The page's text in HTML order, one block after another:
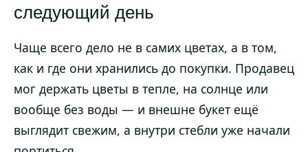
следующий день
Чаще всего дело не в самих цветах, а в том,
как и где они хранились до покупки. Продавец
мог держать цветы в тепле, на солнце или
вообще без воды — и внешне букет ещё
выглядит свежим, а внутри стебли уже начали